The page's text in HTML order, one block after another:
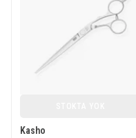
Kasho